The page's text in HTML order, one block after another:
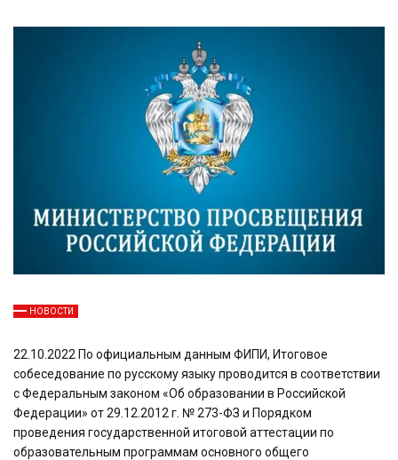
НОВОСТИ
22.10.2022 По официальным данным ФИПИ, Итоговое
собеседование по русскому языку проводится в соответствии
с Федеральным законом «Об образовании в Российской
Федерации» от 29.12.2012 г. № 273-ФЗ и Порядком
проведения государственной итоговой аттестации по
образовательным программам основного общего